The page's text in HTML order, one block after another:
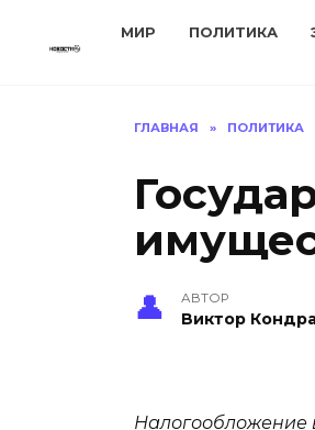
МИР ПОЛИТИКА
ГЛАВНАЯ » ПОЛИТИКА
АВТОР
Виктор
Налогообложение